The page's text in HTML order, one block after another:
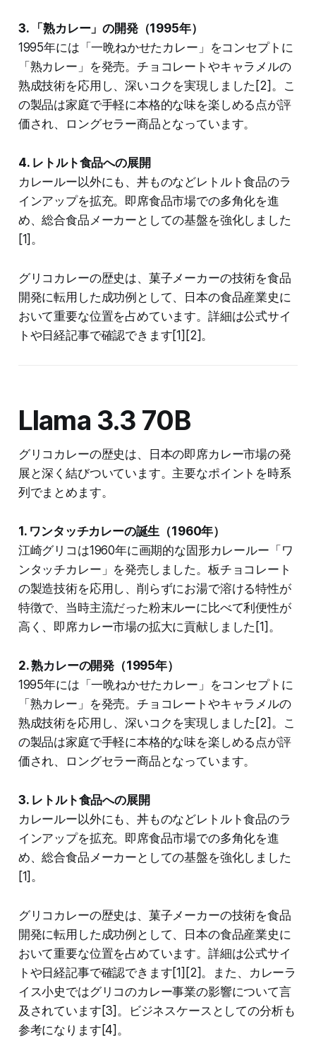
3. 「熟カレー」の開発（1995年）
1995年には「一晩ねかせたカレー」をコンセプトに
「熟カレー」を発売。チョコレートやキャラメルの
熟成技術を応用し、深いコクを実現しました[2]。こ
の製品は家庭で手軽に本格的な味を楽しめる点が評
価され、ロングセラー商品となっています。
4. レトルト食品への展開
カレールー以外にも、丼ものなどレトルト食品のラ
インアップを拡充。即席食品市場での多角化を進
め、総合食品メーカーとしての基盤を強化しました
[1]。
グリコカレーの歴史は、菓子メーカーの技術を食品
開発に転用した成功例として、日本の食品産業史に
おいて重要な位置を占めています。詳細は公式サイ
トや日経記事で確認できます[1][2]。
Llama 3.3 70B
グリコカレーの歴史は、日本の即席カレー市場の発
展と深く結びついています。主要なポイントを時系
列でまとめます。
1. ワンタッチカレーの誕生（1960年）
江崎グリコは1960年に画期的な固形カレールー「ワ
ンタッチカレー」を発売しました。板チョコレート
の製造技術を応用し、削らずにお湯で溶ける特性が
特徴で、当時主流だった粉末ルーに比べて利便性が
高く、即席カレー市場の拡大に貢献しました[1]。
2. 熟カレーの開発（1995年）
1995年には「一晩ねかせたカレー」をコンセプトに
「熟カレー」を発売。チョコレートやキャラメルの
熟成技術を応用し、深いコクを実現しました[2]。こ
の製品は家庭で手軽に本格的な味を楽しめる点が評
価され、ロングセラー商品となっています。
3. レトルト食品への展開
カレールー以外にも、丼ものなどレトルト食品のラ
インアップを拡充。即席食品市場での多角化を進
め、総合食品メーカーとしての基盤を強化しました
[1]。
グリコカレーの歴史は、菓子メーカーの技術を食品
開発に転用した成功例として、日本の食品産業史に
おいて重要な位置を占めています。詳細は公式サイ
トや日経記事で確認できます[1][2]。また、カレーラ
イス小史ではグリコのカレー事業の影響について言
及されています[3]。ビジネスケースとしての分析も
参考になります[4]。